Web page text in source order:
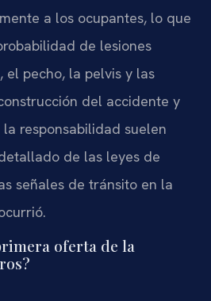
a los ocupantes, lo que
de lesiones
el pecho, la pelvis y las
del accidente y
responsabilidad suelen
de las leyes de
señales de tránsito en la
oferta de la